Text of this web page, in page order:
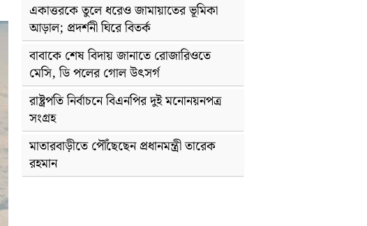
একাত্তরকে তুলে ধরেও জামায়াতের ভূমিকা
আড়াল; প্রদর্শনী ঘিরে বিতর্ক
বাবাকে শেষ বিদায় জানাতে রোজারিওতে
মেসি, ডি পলের গোল উৎসর্গ
রাষ্ট্রপতি নির্বাচনে বিএনপির দুই মনোনয়নপত্র
সংগ্রহ
মাতারবাড়ীতে পৌঁছেছেন প্রধানমন্ত্রী তারেক
রহমান